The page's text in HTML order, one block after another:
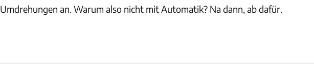
Umdrehungen an. Warum also nicht mit Automatik? Na dann, ab dafür.